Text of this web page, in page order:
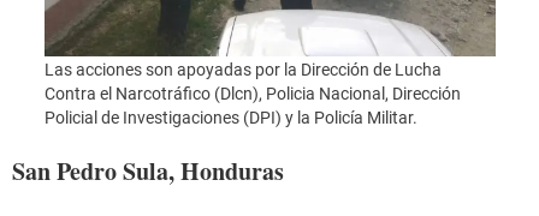
Las acciones son apoyadas por la Dirección de Lucha
Contra el Narcotráfico (Dlcn), Policia Nacional, Dirección
Policial de Investigaciones (DPI) y la Policía Militar.
San Pedro Sula, Honduras